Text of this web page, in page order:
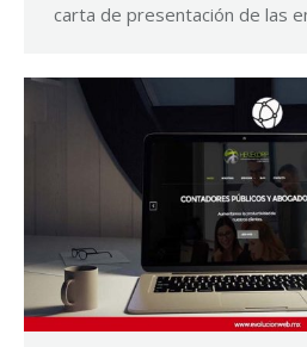
carta de presentación de las